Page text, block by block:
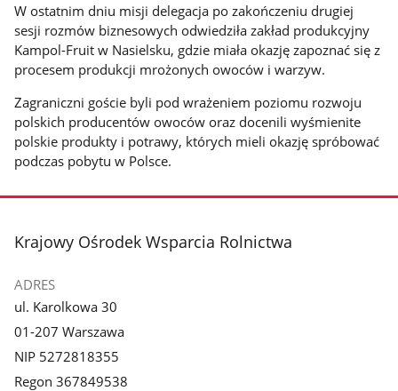
W ostatnim dniu misji delegacja po zakończeniu drugiej
sesji rozmów biznesowych odwiedziła zakład produkcyjny
Kampol-Fruit w Nasielsku, gdzie miała okazję zapoznać się z
procesem produkcji mrożonych owoców i warzyw.
Zagraniczni goście byli pod wrażeniem poziomu rozwoju
polskich producentów owoców oraz docenili wyśmienite
polskie produkty i potrawy, których mieli okazję spróbować
podczas pobytu w Polsce.
stopka
Krajowy Ośrodek Wsparcia Rolnictwa
ADRES
ul. Karolkowa 30
01-207 Warszawa
NIP 5272818355
Regon 367849538